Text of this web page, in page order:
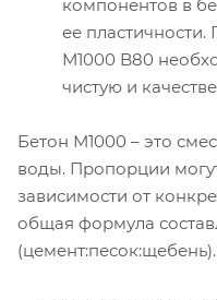
компонентов в
ее
М1000 B80
чистую и
Бетон М1000 – это
воды. Пропорции
зависимости от
общая формула
(цемент:песок:щебень).